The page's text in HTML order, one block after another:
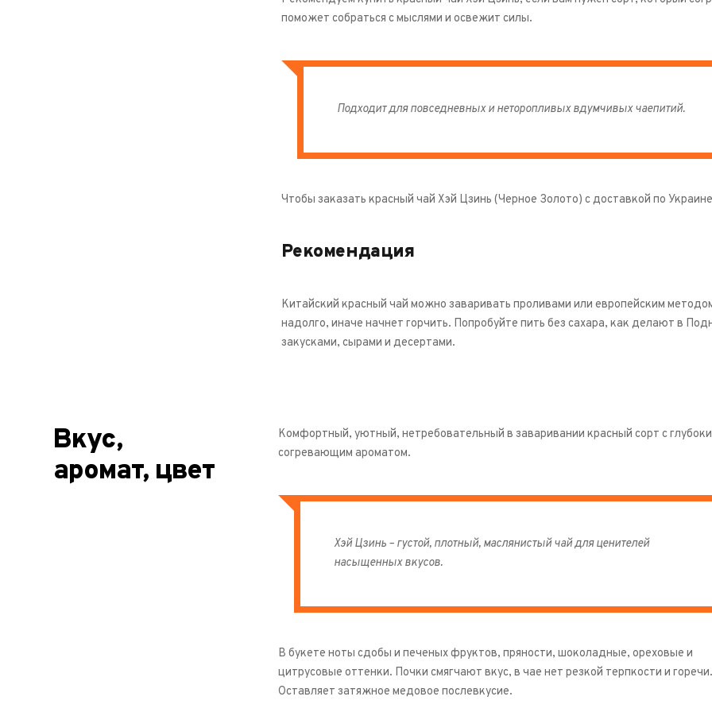
поможет собраться с мыслями и освежит силы.
Подходит для повседневных и неторопливых вдумчивых чаепитий.
Чтобы заказать красный чай Хэй Цзинь (Черное Золото) с доставкой по
Рекомендация
Китайский красный чай можно заваривать проливами или европейским
надолго, иначе начнет горчить. Попробуйте пить без сахара, как делают в
закусками, сырами и десертами.
Вкус,
аромат, цвет
Комфортный, уютный, нетребовательный в заваривании красный сорт с
согревающим ароматом.
Хэй Цзинь – густой, плотный, маслянистый чай для ценителей
насыщенных вкусов.
В букете ноты сдобы и печеных фруктов, пряности, шоколадные, ореховые и
цитрусовые оттенки. Почки смягчают вкус, в чае нет резкой терпкости и
Оставляет затяжное медовое послевкусие.